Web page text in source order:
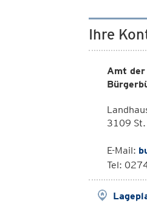
Ihre
Amt der
3109
E-Mail:
Tel: